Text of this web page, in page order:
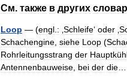
См. также в других
Loop — (engl : ‚Schleife‘ oder
Schachengine siehe Loop (
Rohrleitungsstrang der
Antennenbauweise bei der die